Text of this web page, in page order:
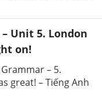
Unit 5. London
on!
– 5.
great! – Tiếng Anh